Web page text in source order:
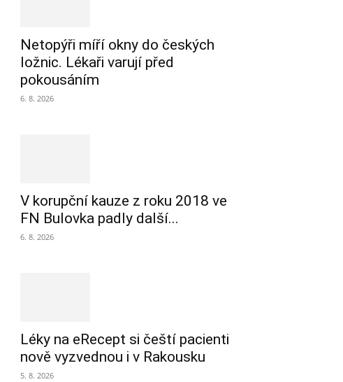
Netopýři míří okny do českých
ložnic. Lékaři varují před
pokousáním
6. 8. 2026
V korupční kauze z roku 2018 ve
FN Bulovka padly další...
6. 8. 2026
Léky na eRecept si čeští pacienti
nově vyzvednou i v Rakousku
5. 8. 2026